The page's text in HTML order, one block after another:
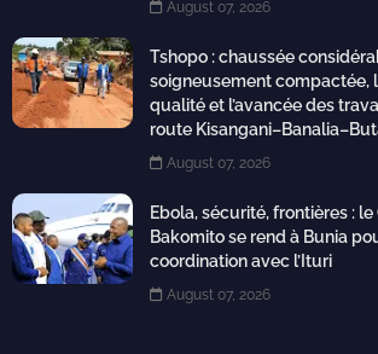
August 07, 2026
Tshopo : chaussée
soigneusement compactée,
qualité et l’avancée des
route
August 07, 2026
Ebola, sécurité, frontières :
Bakomito se rend à Bunia
coordination avec l’Ituri
August 07, 2026